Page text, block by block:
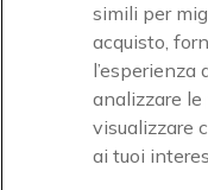
Onedirect,
simili per
acquisto,
l’esperienza
analizzare
visualizzare
ai tuoi